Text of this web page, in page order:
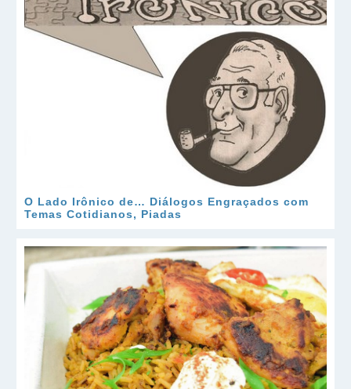
O Lado Irônico de… Diálogos Engraçados com
Temas Cotidianos, Piadas